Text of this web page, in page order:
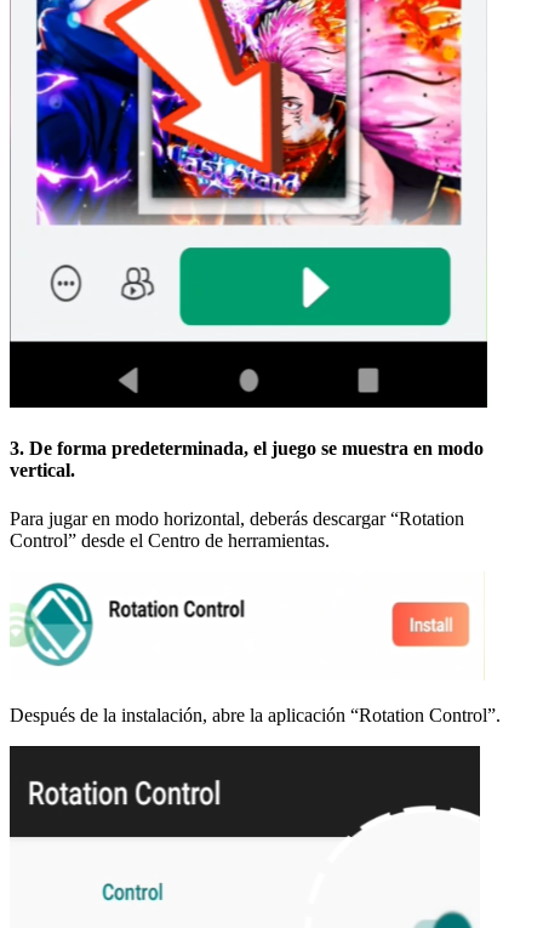
3. De forma predeterminada, el juego se muestra en modo
vertical.
Para jugar en modo horizontal, deberás descargar “Rotation
Control” desde el Centro de herramientas.
Después de la instalación, abre la aplicación “Rotation Control”.